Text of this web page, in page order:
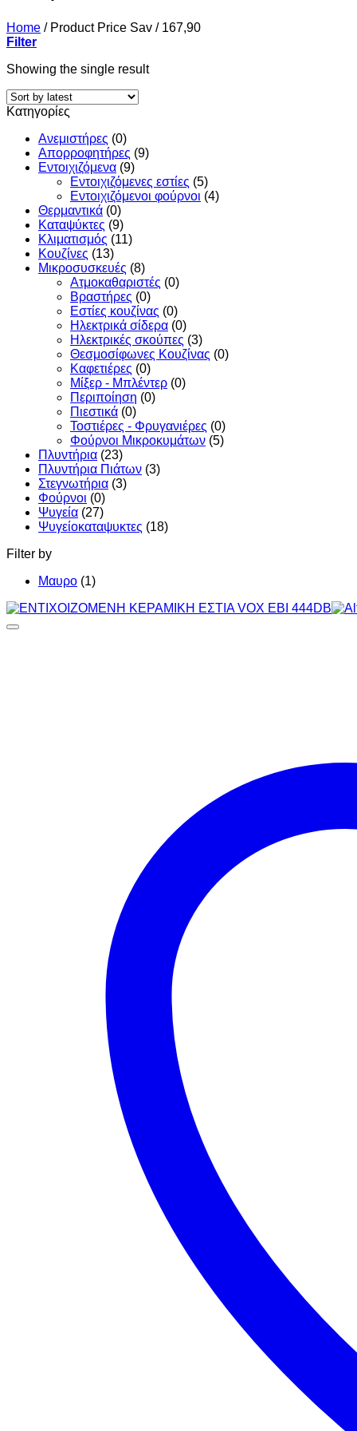
Home /Product Price Sav /167,90
Filter
Showing the single result
Κατηγορίες
Ανεμιστήρες (0)
Απορροφητήρες (9)
Εντoιχιζόμενα (9)
Εντοιχιζόμενες εστίες (5)
Εντοιχιζόμενοι φούρνοι (4)
Θερμαντικά (0)
Καταψύκτες (9)
Κλιματισμός (11)
Κουζίνες (13)
Μικροσυσκευές (8)
Ατμοκαθαριστές (0)
Βραστήρες (0)
Εστίες κουζίνας (0)
Ηλεκτρικά σίδερα (0)
Ηλεκτρικές σκούπες (3)
Θεσμοσίφωνες Κουζίνας (0)
Καφετιέρες (0)
Μίξερ - Μπλέντερ (0)
Περιποίηση (0)
Πιεστικά (0)
Τοστιέρες - Φρυγανιέρες (0)
Φούρνοι Μικροκυμάτων (5)
Πλυντήρια (23)
Πλυντήρια Πιάτων (3)
Στεγνωτήρια (3)
Φούρνοι (0)
Ψυγεία (27)
Ψυγείοκαταψυκτες (18)
Filter by
Μαυρο (1)